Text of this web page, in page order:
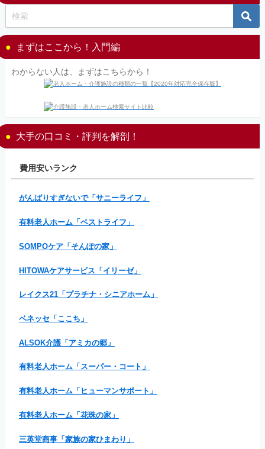
まずはここから！入門編
わからない人は、まずはこちらから！
大手の口コミ・評判を解剖！
費用安いランク
がんばりすぎないで「サニーライフ」
有料老人ホーム「ベストライフ」
SOMPOケア「そんぽの家」
HITOWAケアサービス「イリーゼ」
レイクス21「プラチナ・シニアホーム」
ベネッセ「ここち」
ALSOK介護「アミカの郷」
有料老人ホーム「スーパー・コート」
有料老人ホーム「ヒューマンサポート」
有料老人ホーム「花珠の家」
三英堂商事「家族の家ひまわり」